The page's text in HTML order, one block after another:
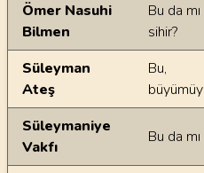
Ömer Nasuhi
Bilmen
Bu da
sihir?
Süleyman
Ateş
Bu,
Süleymaniye
Vakfı
Bu da